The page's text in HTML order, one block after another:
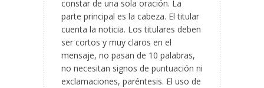
constar de una sola oración. La
parte principal es la cabeza. El titular
cuenta la noticia. Los titulares deben
ser cortos y muy claros en el
mensaje, no pasan de 10 palabras,
no necesitan signos de puntuación ni
exclamaciones, paréntesis. El uso de